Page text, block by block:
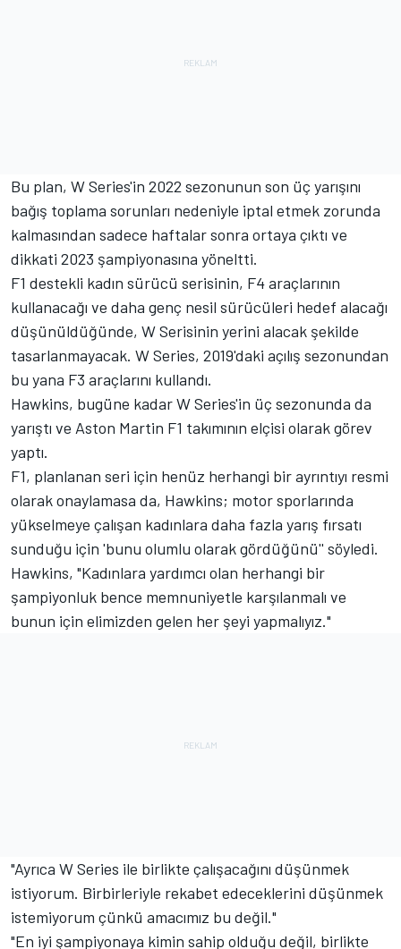
Bu plan, W Series'in 2022 sezonunun son üç yarışını
bağış toplama sorunları nedeniyle iptal etmek zorunda
kalmasından sadece haftalar sonra ortaya çıktı ve
dikkati 2023 şampiyonasına yöneltti.
F1 destekli kadın sürücü serisinin, F4 araçlarının
kullanacağı ve daha genç nesil sürücüleri hedef alacağı
düşünüldüğünde, W Serisinin yerini alacak şekilde
tasarlanmayacak. W Series, 2019'daki açılış sezonundan
bu yana F3 araçlarını kullandı.
Hawkins, bugüne kadar W Series'in üç sezonunda da
yarıştı ve Aston Martin F1 takımının elçisi olarak görev
yaptı.
F1, planlanan seri için henüz herhangi bir ayrıntıyı resmi
olarak onaylamasa da, Hawkins; motor sporlarında
yükselmeye çalışan kadınlara daha fazla yarış fırsatı
sunduğu için 'bunu olumlu olarak gördüğünü'' söyledi.
Hawkins, "Kadınlara yardımcı olan herhangi bir
şampiyonluk bence memnuniyetle karşılanmalı ve
bunun için elimizden gelen her şeyi yapmalıyız."
"Ayrıca W Series ile birlikte çalışacağını düşünmek
istiyorum. Birbirleriyle rekabet edeceklerini düşünmek
istemiyorum çünkü amacımız bu değil."
"En iyi şampiyonaya kimin sahip olduğu değil, birlikte